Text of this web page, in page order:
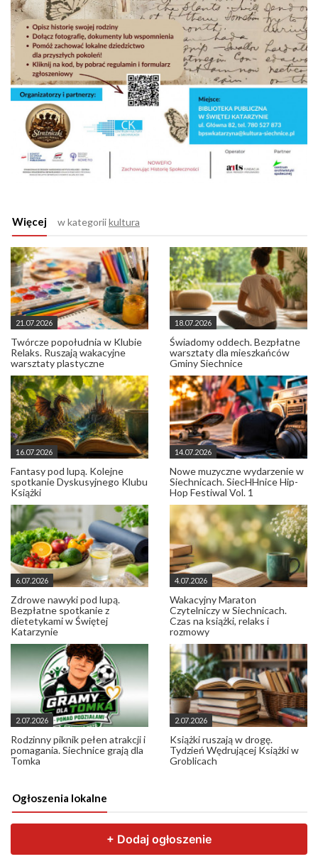
Więcej w kategoriikultura
21.07.2026
Twórcze popołudnia w Klubie
Relaks. Ruszają wakacyjne
warsztaty plastyczne
18.07.2026
Świadomy oddech. Bezpłatne
warsztaty dla mieszkańców
Gminy Siechnice
16.07.2026
Fantasy pod lupą. Kolejne
spotkanie Dyskusyjnego Klubu
Książki
14.07.2026
Nowe muzyczne wydarzenie w
Siechnicach. SiecHHnice Hip-
Hop Festiwal Vol. 1
6.07.2026
Zdrowe nawyki pod lupą.
Bezpłatne spotkanie z
dietetykami w Świętej
Katarzynie
4.07.2026
Wakacyjny Maraton
Czytelniczy w Siechnicach.
Czas na książki, relaks i
rozmowy
2.07.2026
Rodzinny piknik pełen atrakcji i
pomagania. Siechnice grają dla
Tomka
2.07.2026
Książki ruszają w drogę.
Tydzień Wędrującej Książki w
Groblicach
Ogłoszenia lokalne